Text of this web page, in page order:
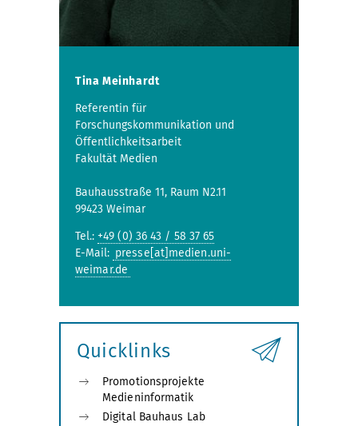
Tina Meinhardt
Referentin für
Forschungskommunikation und
Öffentlichkeitsarbeit
Fakultät Medien
Bauhausstraße 11, Raum N2.11
99423 Weimar
Tel.: +49 (0) 36 43 / 58 37 65
E-Mail: presse[at]medien.uni-
weimar.de
Quicklinks
Promotionsprojekte
Medieninformatik
Digital Bauhaus Lab